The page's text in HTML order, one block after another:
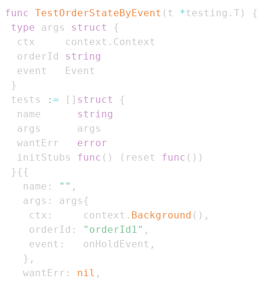
func TestOrderStateByEvent ( t *testing . T )
{
type args struct
{
  ctx     context
.
  orderId
string
}
tests
:= [ ] struct
{
  name
string
  wantErr
error
  initStubs
func ( ) ( reset func ( ) )
} { {
   name
: "" ,
   args
: args {
    ctx
:
     context
. Background ( ) ,
    orderId
: "orderId1" ,
    event
:
   onHoldEvent
,
} ,
   wantErr
: nil ,